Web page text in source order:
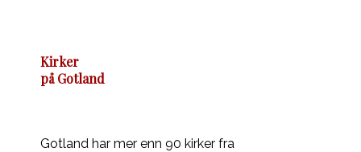
Kirker
på Gotland
Gotland har mer enn 90 kirker fra